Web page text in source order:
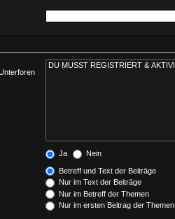
Ja Nein
Betreff und Text der Beiträge
Nur im Text der Beiträge
Nur im Betreff der Themen
Nur im ersten Beitrag der Themen